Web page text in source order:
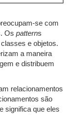
se com
Os patterns
e objetos.
a maneira
e distribuem
relacionamentos
são
significa que eles